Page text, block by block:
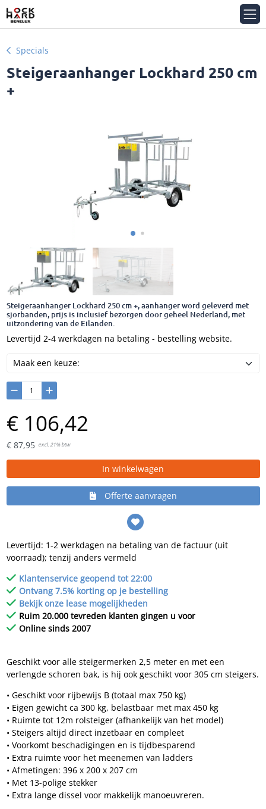
Specials
Steigeraanhanger Lockhard 250 cm
+
Steigeraanhanger Lockhard 250 cm +, aanhanger word geleverd met
sjorbanden, prijs is inclusief bezorgen door geheel Nederland, met
uitzondering van de Eilanden.
Levertijd 2-4 werkdagen na betaling - bestelling website.
€ 106,42
€ 87,95 excl. 21% btw
In winkelwagen
Offerte aanvragen
Levertijd: 1-2 werkdagen na betaling van de factuur (uit
voorraad); tenzij anders vermeld
Klantenservice geopend tot 22:00
Ontvang 7.5% korting op je bestelling
Bekijk onze lease mogelijkheden
Ruim 20.000 tevreden klanten gingen u voor
Online sinds 2007
Geschikt voor alle steigermerken 2,5 meter en met een
verlengde schoren bak, is hij ook geschikt voor 305 cm steigers.
• Geschikt voor rijbewijs B (totaal max 750 kg)
• Eigen gewicht ca 300 kg, belastbaar met max 450 kg
• Ruimte tot 12m rolsteiger (afhankelijk van het model)
• Steigers altijd direct inzetbaar en compleet
• Voorkomt beschadigingen en is tijdbesparend
• Extra ruimte voor het meenemen van ladders
• Afmetingen: 396 x 200 x 207 cm
• Met 13-polige stekker
• Extra lange dissel voor makkelijk manoeuvreren.